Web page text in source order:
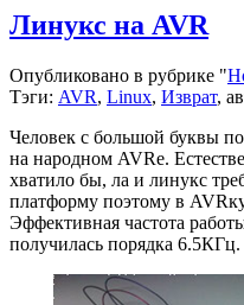
Линукс на AVR
Опубликовано в рубрике "
Тэги: AVR, Linux, Изврат,
Человек с большой буквы
на народном AVRе.
хватило бы, ла и линукс
платформу поэтому в
Эффективная частота
получилась порядка 6.5КГц.